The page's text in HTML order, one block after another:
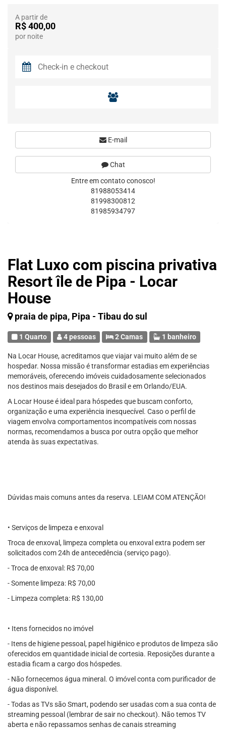
Flat Luxo com piscina privativa
Resort île de Pipa - Locar
House
praia de pipa, Pipa - Tibau do sul
1 Quarto 4 pessoas 2 Camas 1 banheiro
Na Locar House, acreditamos que viajar vai muito além de se
hospedar. Nossa missão é transformar estadias em experiências
memoráveis, oferecendo imóveis cuidadosamente selecionados
nos destinos mais desejados do Brasil e em Orlando/EUA.
A Locar House é ideal para hóspedes que buscam conforto,
organização e uma experiência inesquecível. Caso o perfil de
viagem envolva comportamentos incompatíveis com nossas
normas, recomendamos a busca por outra opção que melhor
atenda às suas expectativas.
Dúvidas mais comuns antes da reserva. LEIAM COM ATENÇÃO!
• Serviços de limpeza e enxoval
Troca de enxoval, limpeza completa ou enxoval extra podem ser
solicitados com 24h de antecedência (serviço pago).
- Troca de enxoval: R$ 70,00
- Somente limpeza: R$ 70,00
- Limpeza completa: R$ 130,00
• Itens fornecidos no imóvel
- Itens de higiene pessoal, papel higiênico e produtos de limpeza são
oferecidos em quantidade inicial de cortesia. Reposições durante a
estadia ficam a cargo dos hóspedes.
- Não fornecemos água mineral. O imóvel conta com purificador de
água disponível.
- Todas as TVs são Smart, podendo ser usadas com a sua conta de
streaming pessoal (lembrar de sair no checkout). Não temos TV
aberta e não repassamos senhas de canais streaming
A partir de
R$ 400,00
por noite
E-mail
Chat
Entre em contato conosco!
81988053414
81998300812
81985934797